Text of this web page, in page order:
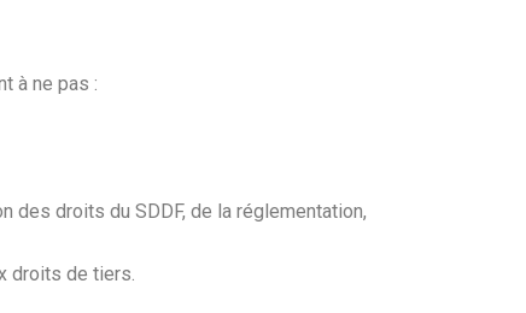
à ne pas :
des droits du SDDF, de la réglementation,
droits de tiers.